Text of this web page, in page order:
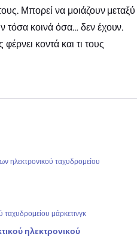
Μπορεί να μοιάζουν μεταξύ
τόσα κοινά όσα… δεν έχουν.
κοντά και τι τους
ηλεκτρονικού ταχυδρομείου
μάρκετινγκ
ηλεκτρονικού